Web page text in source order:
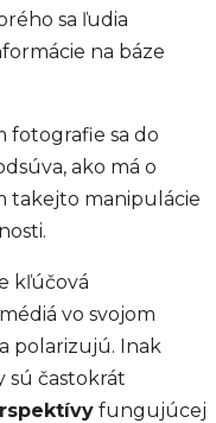
sa ľudia
na báze
fotografie sa do
ako má o
takejto manipulácie
kľúčová
vo svojom
polarizujú. Inak
sú častokrát
fungujúcej